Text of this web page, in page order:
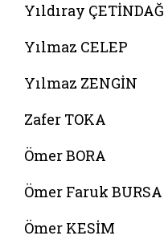
Yıldıray ÇETİNDAĞ
Yılmaz CELEP
Yılmaz ZENGİN
Zafer TOKA
Ömer BORA
Ömer Faruk BURSA
Ömer KESİM